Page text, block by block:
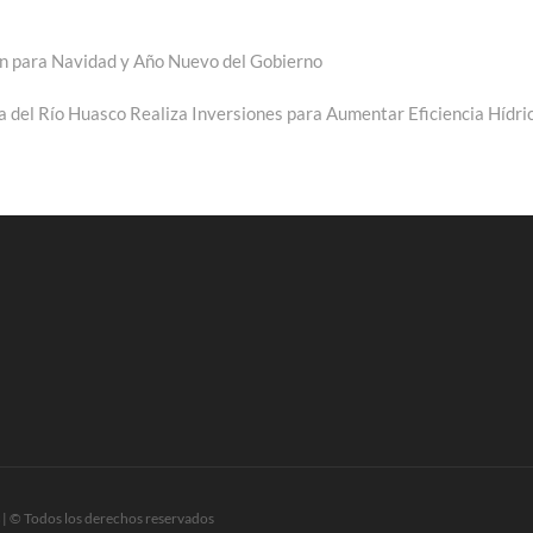
para Navidad y Año Nuevo del Gobierno
del Río Huasco Realiza Inversiones para Aumentar Eficiencia
| © Todos los derechos reservados